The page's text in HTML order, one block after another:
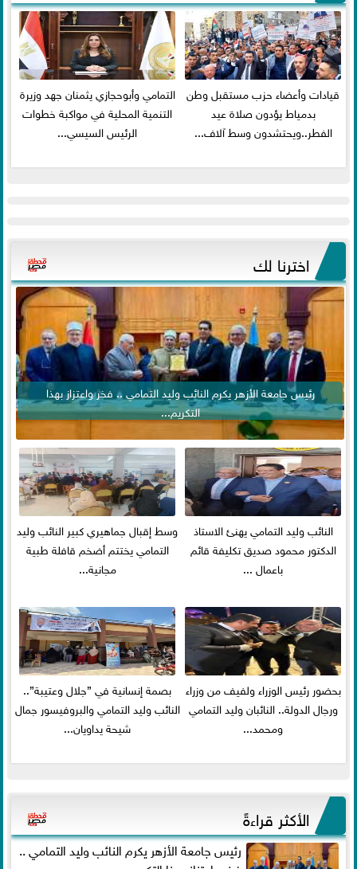
قيادات وأعضاء حزب مستقبل وطن
بدمياط يؤدون صلاة عيد
الفطر..ويحتشدون وسط آلاف...
التمامي وأبوحجازي يثمنان جهد وزيرة
التنمية المحلية في مواكبة خطوات
الرئيس السيسي...
اخترنا لك
رئيس جامعة الأزهر يكرم النائب وليد التمامي .. فخر واعتزاز بهذا
التكريم...
النائب وليد التمامي يهنئ الاستاذ
الدكتور محمود صديق تكليفة قائم
باعمال ...
وسط إقبال جماهيري كبير النائب وليد
التمامي يختتم أضخم قافلة طبية
مجانية...
بحضور رئيس الوزراء ولفيف من وزراء
ورجال الدولة.. النائبان وليد التمامي
ومحمد...
بصمة إنسانية في ”جلال وعتيبة”..
النائب وليد التمامي والبروفيسور جمال
شيحة يداويان...
الأكثر قراءةً
رئيس جامعة الأزهر يكرم النائب وليد التمامي ..